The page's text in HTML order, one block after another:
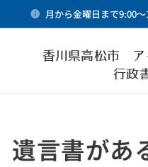
月から金曜日まで9:00
香川県高松市 ア
行政
遺言書があ